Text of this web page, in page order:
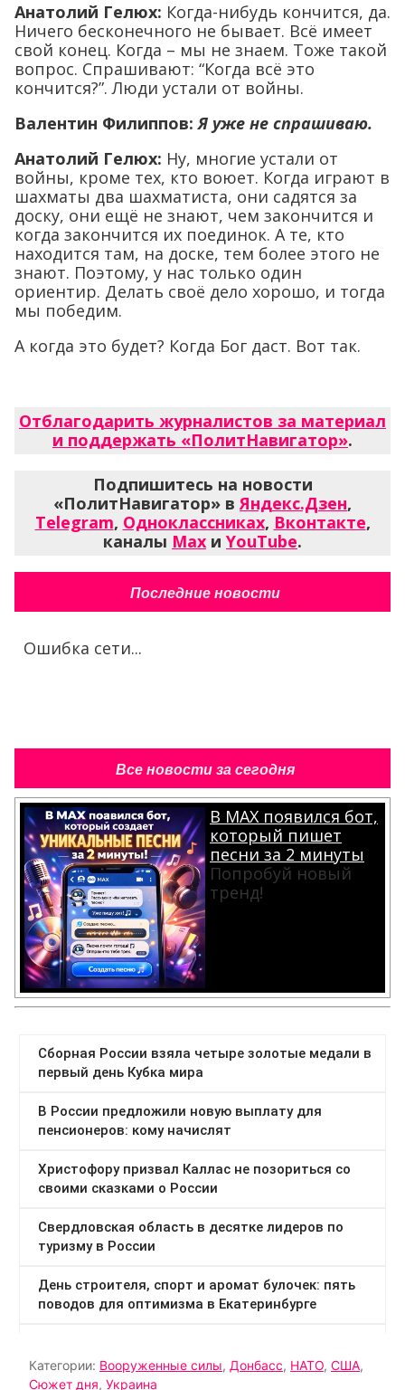
Анатолий Гелюх: Когда-нибудь кончится, да.
Ничего бесконечного не бывает. Всё имеет
свой конец. Когда – мы не знаем. Тоже такой
вопрос. Спрашивают: “Когда всё это
кончится?”. Люди устали от войны.
Валентин Филиппов: Я уже не спрашиваю.
Анатолий Гелюх: Ну, многие устали от
войны, кроме тех, кто воюет. Когда играют в
шахматы два шахматиста, они садятся за
доску, они ещё не знают, чем закончится и
когда закончится их поединок. А те, кто
находится там, на доске, тем более этого не
знают. Поэтому, у нас только один
ориентир. Делать своё дело хорошо, и тогда
мы победим.
А когда это будет? Когда Бог даст. Вот так.
Отблагодарить журналистов за материал
и поддержать «ПолитНавигатор».
Подпишитесь на новости
«ПолитНавигатор» вЯндекс.Дзен,
Telegram, Одноклассниках, Вконтакте,
каналы Max и YouTube.
Последние новости
Ошибка сети...
Все новости за сегодня
В MAX появился бот,
который пишет
песни за 2 минуты
Попробуй новый
тренд!
Категории: Вооруженные силы, Донбасс, НАТО, США,
Сюжет дня, Украина